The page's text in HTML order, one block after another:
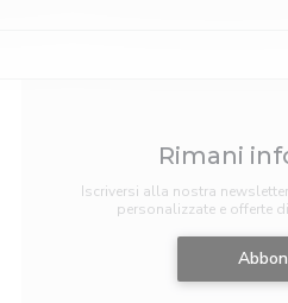
Rimani
Iscriversi alla nostra
personalizzate e offerte